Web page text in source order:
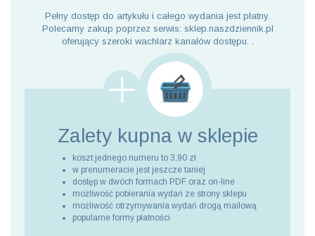
Pełny dostęp do artykułu i całego wydania jest płatny.
Polecamy zakup poprzez serwis: sklep.naszdziennik.pl
oferujący szeroki wachlarz kanałów dostępu. .
Zalety kupna w sklepie
koszt jednego numeru to 3,90 zł
w prenumeracie jest jeszcze taniej
dostęp w dwóch formach PDF oraz on-line
możliwość pobierania wydań ze strony sklepu
możliwość otrzymywania wydań drogą mailową
popularne formy płatności